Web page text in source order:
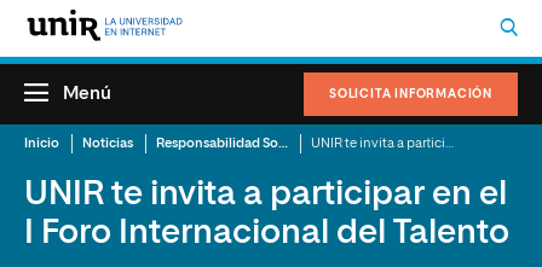
SOLICITA INFORMACIÓN
Menú
Inicio Noticias Responsabilidad Social Corporativa
UNIR te invita a participar en el
I Foro Internacional del Talento